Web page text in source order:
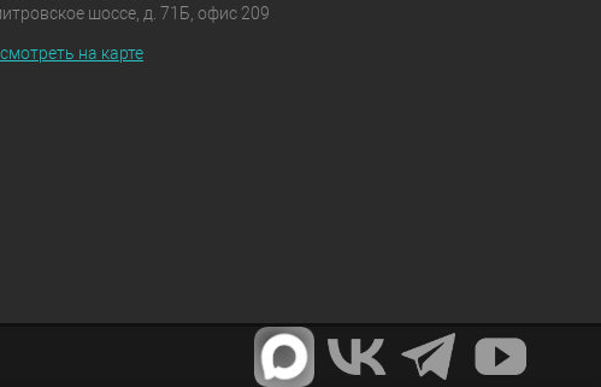
шоссе, д. 71Б, офис 209
на карте